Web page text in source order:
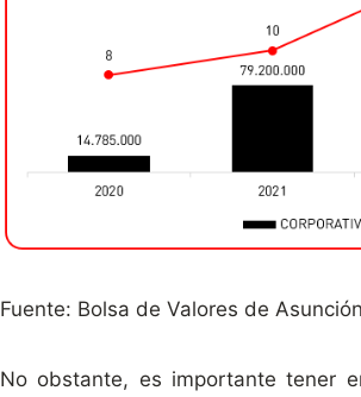
Fuente: Bolsa de Valores de
No obstante, es importante tener